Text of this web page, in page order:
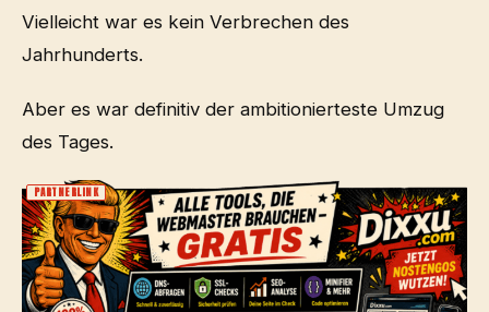
Vielleicht war es kein Verbrechen des
Jahrhunderts.
Aber es war definitiv der ambitionierteste Umzug
des Tages.
PARTNERLINK